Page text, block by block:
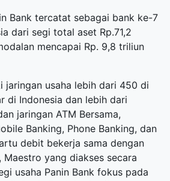
Bank tercatat sebagai bank ke-7
dari segi total aset Rp.71,2
mencapai Rp. 9,8 triliun
jaringan usaha lebih dari 450 di
di Indonesia dan lebih dari
jaringan ATM Bersama,
Banking, Phone Banking, dan
debit bekerja sama dengan
Maestro yang diakses secara
usaha Panin Bank fokus pada